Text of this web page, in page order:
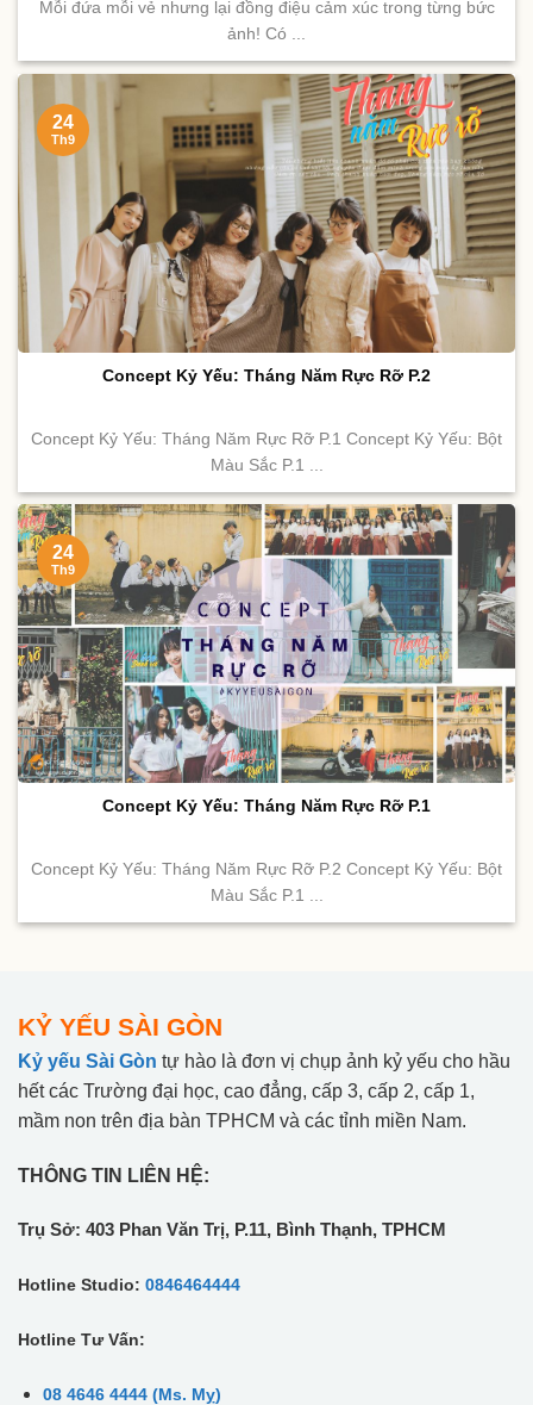
Mỗi đứa mỗi vẻ nhưng lại đồng điệu cảm xúc trong từng bức
ảnh! Có ...
Concept Kỷ Yếu: Tháng Năm Rực Rỡ P.2
Concept Kỷ Yếu: Tháng Năm Rực Rỡ P.1 Concept Kỷ Yếu: Bột
Màu Sắc P.1 ...
24
Th9
Concept Kỷ Yếu: Tháng Năm Rực Rỡ P.1
Concept Kỷ Yếu: Tháng Năm Rực Rỡ P.2 Concept Kỷ Yếu: Bột
Màu Sắc P.1 ...
24
Th9
KỶ YẾU SÀI GÒN
Kỷ yếu Sài Gòn tự hào là đơn vị chụp ảnh kỷ yếu cho hầu
hết các Trường đại học, cao đẳng, cấp 3, cấp 2, cấp 1,
mầm non trên địa bàn TPHCM và các tỉnh miền Nam.
THÔNG TIN LIÊN HỆ:
Trụ Sở: 403 Phan Văn Trị, P.11, Bình Thạnh, TPHCM
Hotline Studio: 0846464444
Hotline Tư Vấn:
08 4646 4444 (Ms. Mỵ)